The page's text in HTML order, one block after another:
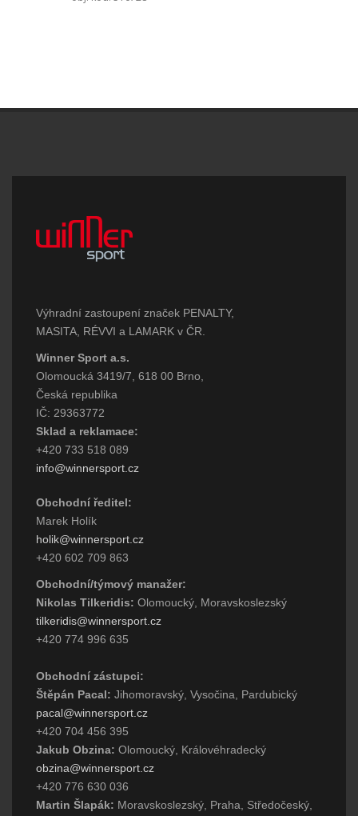
Výhradní zastoupení značek PENALTY,
MASITA, RÉVVI a LAMARK v ČR.
Winner Sport a.s.
Olomoucká 3419/7, 618 00 Brno,
Česká republika
IČ: 29363772
Sklad a reklamace:
+420 733 518 089
info@winnersport.cz
Obchodní ředitel:
Marek Holík
holik@winnersport.cz
+420 602 709 863
Obchodní/týmový manažer:
Nikolas Tilkeridis: Olomoucký, Moravskoslezský
tilkeridis@winnersport.cz
+420 774 996 635
Obchodní zástupci:
Štěpán Pacal: Jihomoravský, Vysočina, Pardubický
pacal@winnersport.cz
+420 704 456 395
Jakub Obzina: Olomoucký, Královéhradecký
obzina@winnersport.cz
+420 776 630 036
Martin Šlapák: Moravskoslezský, Praha, Středočeský,